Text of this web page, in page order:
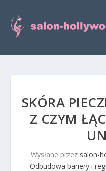
SKÓRA
Z CZYM
Wysłane przez salon-
Odbudowa bariery i